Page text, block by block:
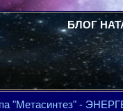
БЛОГ
"Метасинтез" -